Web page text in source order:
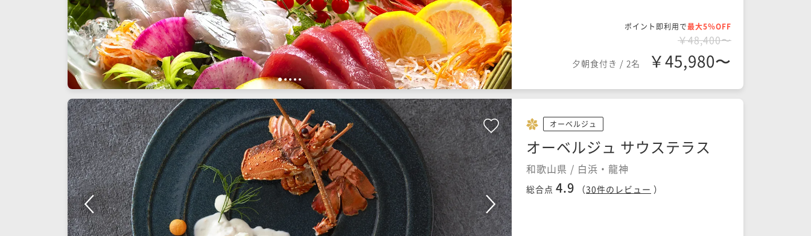
1 23 45
ポイント即利用で最大5％OFF
￥48,400〜
夕朝食付き / 2名 ￥45,980〜
オーベルジュ
オーベルジュ サウステラス
和歌山県 / 白浜・龍神
総合点 4.9 （30件のレビュー ）